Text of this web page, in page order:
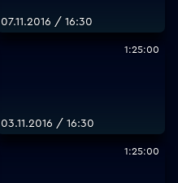
07.11.2016 / 16:30
1:25:00
03.11.2016 / 16:30
1:25:00